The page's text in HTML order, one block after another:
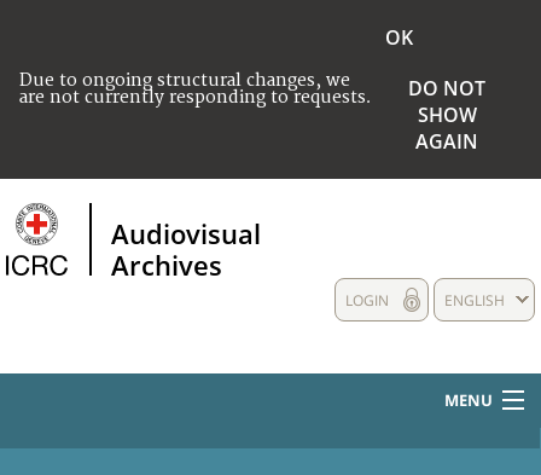
Due to ongoing structural changes, we
are not currently responding to requests.
OK
DO NOT
SHOW
AGAIN
Audiovisual
Archives
ENGLISH
LOGIN
MENU
HOME